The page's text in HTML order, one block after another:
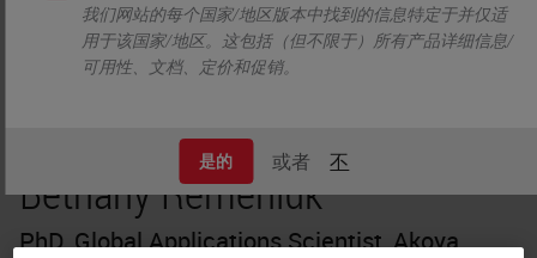
我们网站的每个国家/地区版本中找到的信息特定于并仅适
用于该国家/地区。这包括（但不限于）所有产品详细信息/
可用性、文档、定价和促销。
是的 或者 不
Bethany Remeniuk
PhD, Global Applications Scientist, Akoya